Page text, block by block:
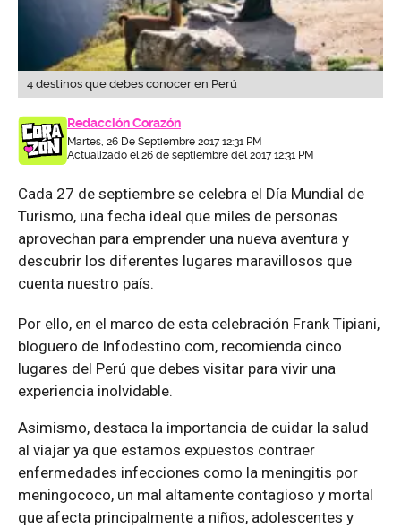
4 destinos que debes conocer en Perú
Redacción Corazón
Martes, 26 De Septiembre 2017 12:31 PM
Actualizado el 26 de septiembre del 2017 12:31 PM
Cada 27 de septiembre se celebra el Día Mundial de
Turismo, una fecha ideal que miles de personas
aprovechan para emprender una nueva aventura y
descubrir los diferentes lugares maravillosos que
cuenta nuestro país.
Por ello, en el marco de esta celebración Frank Tipiani,
bloguero de Infodestino.com, recomienda cinco
lugares del Perú que debes visitar para vivir una
experiencia inolvidable.
Asimismo, destaca la importancia de cuidar la salud
al viajar ya que estamos expuestos contraer
enfermedades infecciones como la meningitis por
meningococo, un mal altamente contagioso y mortal
que afecta principalmente a niños, adolescentes y